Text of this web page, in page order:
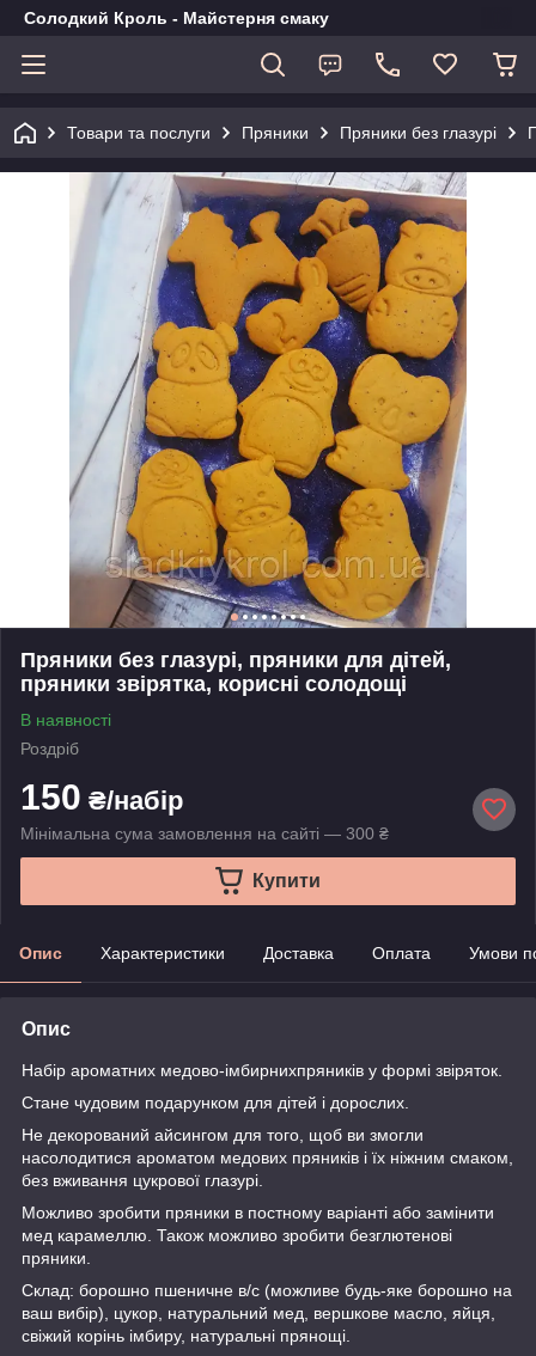
Солодкий Кроль - Майстерня смаку
Товари та послуги Пряники Пряники без глазурі
Пряники без глазурі, пряники для дітей,
пряники звірятка, корисні солодощі
В наявності
Роздріб
150 ₴/набір
Мінімальна сума замовлення на сайті — 300 ₴
Купити
Опис Характеристики Доставка Оплата Умови
Опис
Набір ароматних медово-імбирнихпряників у формі звіряток.
Стане чудовим подарунком для дітей і дорослих.
Не декорований айсингом для того, щоб ви змогли
насолодитися ароматом медових пряників і їх ніжним смаком,
без вживання цукрової глазурі.
Можливо зробити пряники в постному варіанті або замінити
мед карамеллю. Також можливо зробити безглютенові
пряники.
Склад: борошно пшеничне в/с (можливе будь-яке борошно на
ваш вибір), цукор, натуральний мед, вершкове масло, яйця,
свіжий корінь імбиру, натуральні прянощі.